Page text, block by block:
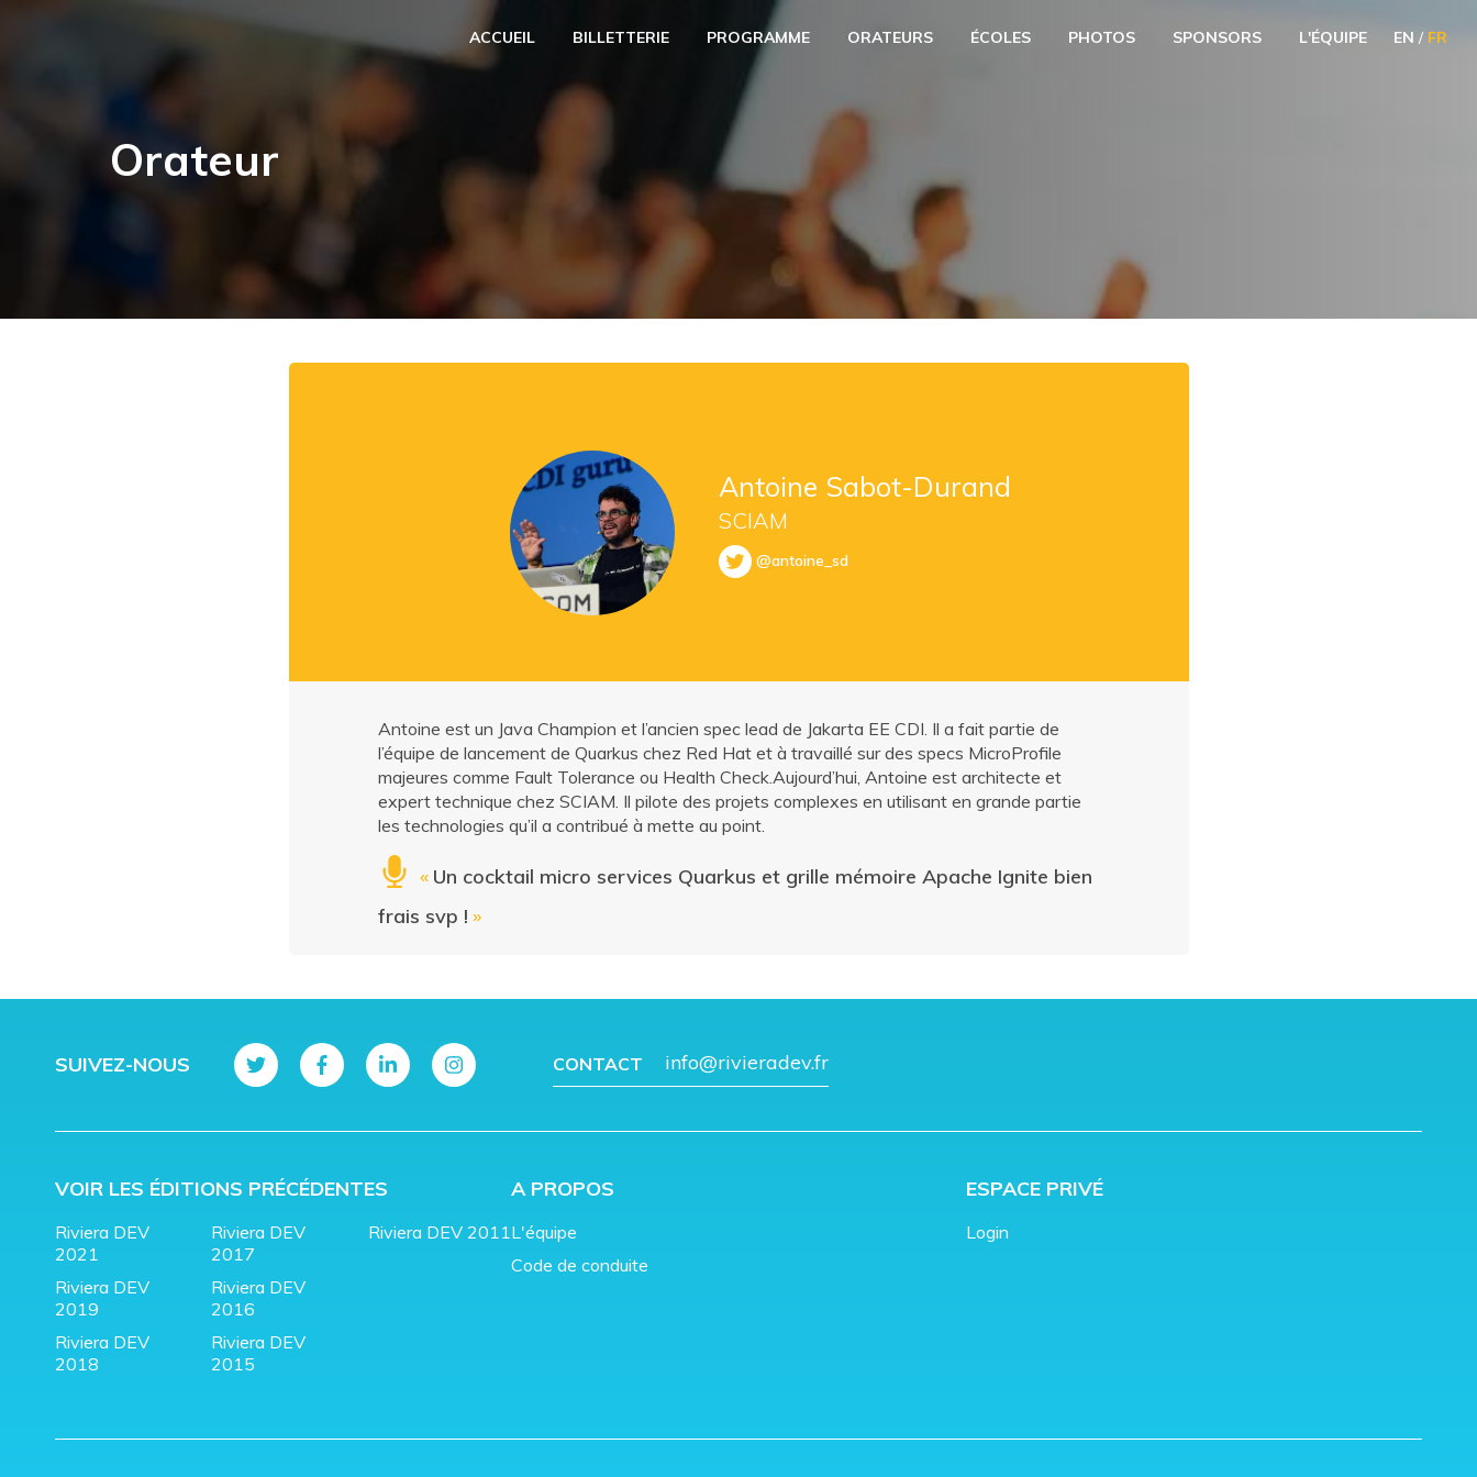
ACCUEIL BILLETTERIE PROGRAMME ORATEURS ÉCOLES PHOTOS SPONSORS L'ÉQUIPE EN / FR
Orateur
Antoine Sabot-Durand
SCIAM
@antoine_sd
Antoine est un Java Champion et l’ancien spec lead de Jakarta EE CDI. Il a fait partie de
l’équipe de lancement de Quarkus chez Red Hat et à travaillé sur des specs MicroProfile
majeures comme Fault Tolerance ou Health Check.Aujourd’hui, Antoine est architecte et
expert technique chez SCIAM. Il pilote des projets complexes en utilisant en grande partie
les technologies qu’il a contribué à mette au point.
« Un cocktail micro services Quarkus et grille mémoire Apache Ignite bien
frais svp ! »
VOIR LES ÉDITIONS PRÉCÉDENTES
Riviera DEV
2021
Riviera DEV
2019
Riviera DEV
2018
Riviera DEV
2017
Riviera DEV
2016
Riviera DEV
2015
Riviera DEV 2011
A PROPOS
L'équipe
Code de conduite
ESPACE PRIVÉ
Login
SUIVEZ-NOUS CONTACT info@rivieradev.fr